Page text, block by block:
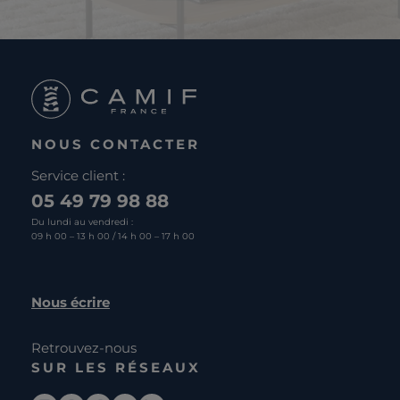
NOUS CONTACTER
Service client :
05 49 79 98 88
Du lundi au vendredi :
09 h 00 – 13 h 00 / 14 h 00 – 17 h 00
Nous écrire
Retrouvez-nous
SUR LES RÉSEAUX